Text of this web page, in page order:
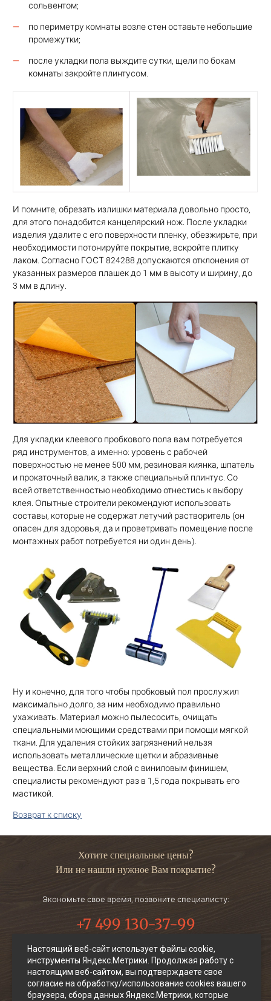
сольвентом;
по периметру комнаты возле стен оставьте небольшие
промежутки;
после укладки пола выждите сутки, щели по бокам
комнаты закройте плинтусом.
И помните, обрезать излишки материала довольно просто,
для этого понадобится канцелярский нож. После укладки
изделия удалите с его поверхности пленку, обезжирьте, при
необходимости потонируйте покрытие, вскройте плитку
лаком. Согласно ГОСТ 824288 допускаются отклонения от
указанных размеров плашек до 1 мм в высоту и ширину, до
3 мм в длину.
Для укладки клеевого пробкового пола вам потребуется
ряд инструментов, а именно: уровень с рабочей
поверхностью не менее 500 мм, резиновая киянка, шпатель
и прокаточный валик, а также специальный плинтус. Со
всей ответственностью необходимо отнестись к выбору
клея. Опытные строители рекомендуют использовать
составы, которые не содержат летучий растворитель (он
опасен для здоровья, да и проветривать помещение после
монтажных работ потребуется ни один день).
Ну и конечно, для того чтобы пробковый пол прослужил
максимально долго, за ним необходимо правильно
ухаживать. Материал можно пылесосить, очищать
специальными моющими средствами при помощи мягкой
ткани. Для удаления стойких загрязнений нельзя
использовать металлические щетки и абразивные
вещества. Если верхний слой с виниловым финишем,
специалисты рекомендуют раз в 1,5 года покрывать его
мастикой.
Возврат к списку
Хотите специальные цены?
Или не нашли нужное Вам покрытие?
Экономьте свое время, позвоните специалисту:
+7 499 130-37-99
Или отправьте заявку на электронную почту:
info@instylewood.ru
Мы работаем пн-пт: 10:00 — 19:00 без перерывов, сб-
вс: выходной
Настоящий веб-сайт использует файлы cookie,
инструменты Яндекс.Метрики. Продолжая работу с
настоящим веб-сайтом, вы подтверждаете свое
согласие на обработку/использование cookies вашего
браузера, сбора данных Яндекс.Метрики, которые